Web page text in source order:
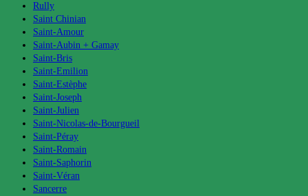
Rully
Saint Chinian
Saint-Amour
Saint-Aubin + Gamay
Saint-Bris
Saint-Emilion
Saint-Estèphe
Saint-Joseph
Saint-Julien
Saint-Nicolas-de-Bourgueil
Saint-Péray
Saint-Romain
Saint-Saphorin
Saint-Véran
Sancerre